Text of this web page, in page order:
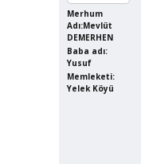
Merhum
Adı:Mevlüt
DEMERHEN
Baba adı:
Yusuf
Memleketi:
Yelek Köyü